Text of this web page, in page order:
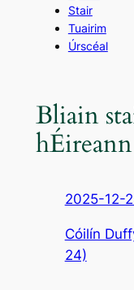
Stair
Tuairim
Úrscéal
Bliain
2025-12-
Cóilín
24)